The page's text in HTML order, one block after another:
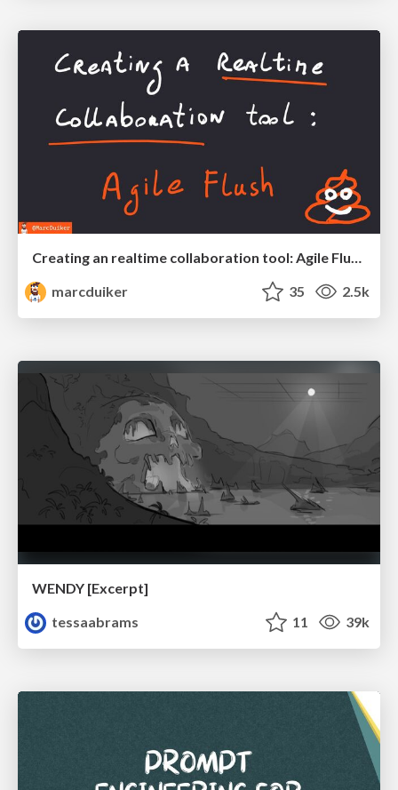
Creating an realtime collaboration tool: Agile Flush - .NET Oxford
marcduiker
35 2.5k
WENDY [Excerpt]
tessaabrams
11 39k